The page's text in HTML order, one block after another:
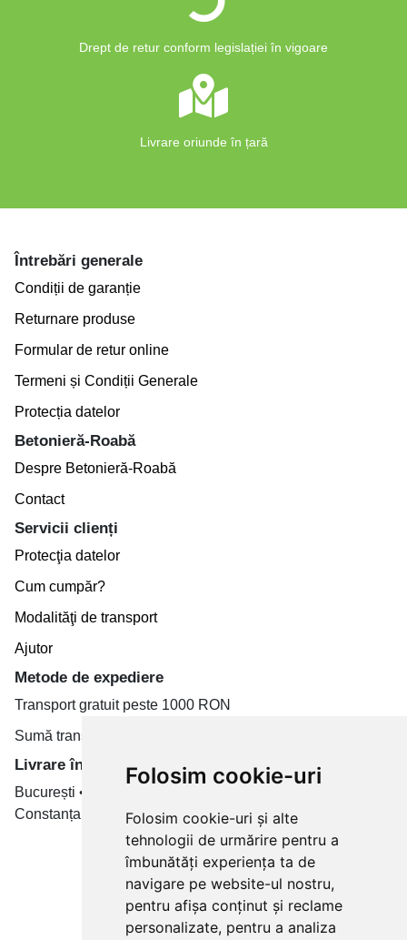
Folosim cookie-uri
Folosim cookie-uri și alte
tehnologii de urmărire pentru a
îmbunătăți experiența ta de
navigare pe website-ul nostru,
pentru afișa conținut și reclame
personalizate, pentru a analiza
Drept de retur conform legislației în vigoare
Livrare oriunde în țară
Întrebări generale
Condiții de garanție
Returnare produse
Formular de retur online
Termeni și Condiții Generale
Protecția datelor
Betonieră-Roabă
Despre Betonieră-Roabă
Contact
Servicii clienți
Protecţia datelor
Cum cumpăr?
Modalităţi de transport
Ajutor
Metode de expediere
Transport gratuit peste 1000 RON
Sumă transport de la 19.99 RON
Livrare în toate țară
București • Cluj-Napoca • Brașov • Timișoara • Iași •
Constanța • Craiova
Plăți cu card bancar prin